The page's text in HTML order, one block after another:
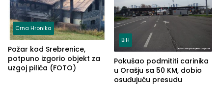
Crna Hronika
Požar kod Srebrenice,
potpuno izgorio objekt za
uzgoj pilića (FOTO)
BiH
Pokušao podmititi carinika
u Orašju sa 50 KM, dobio
osuđujuću presudu